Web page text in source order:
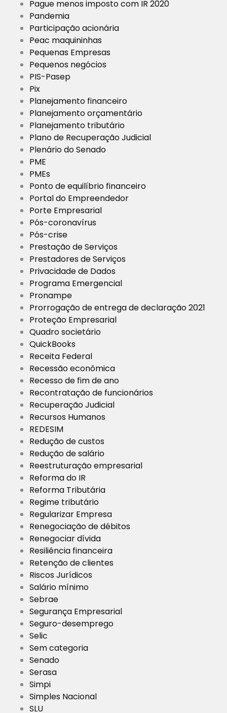
Pague menos imposto com IR 2020
Pandemia
Participação acionária
Peac maquininhas
Pequenas Empresas
Pequenos negócios
PIS-Pasep
Pix
Planejamento financeiro
Planejamento orçamentário
Planejamento tributário
Plano de Recuperação Judicial
Plenário do Senado
PME
PMEs
Ponto de equilíbrio financeiro
Portal do Empreendedor
Porte Empresarial
Pós-coronavírus
Pós-crise
Prestação de Serviços
Prestadores de Serviços
Privacidade de Dados
Programa Emergencial
Pronampe
Prorrogação de entrega de declaração 2021
Proteção Empresarial
Quadro societário
QuickBooks
Receita Federal
Recessão econômica
Recesso de fim de ano
Recontratação de funcionários
Recuperação Judicial
Recursos Humanos
REDESIM
Redução de custos
Redução de salário
Reestruturação empresarial
Reforma do IR
Reforma Tributária
Regime tributário
Regularizar Empresa
Renegociação de débitos
Renegociar dívida
Resiliência financeira
Retenção de clientes
Riscos Jurídicos
Salário mínimo
Sebrae
Segurança Empresarial
Seguro-desemprego
Selic
Sem categoria
Senado
Serasa
Simpi
Simples Nacional
SLU